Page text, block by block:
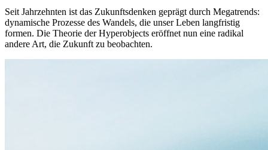
Seit Jahrzehnten ist das Zukunftsdenken geprägt durch Megatrends:
dynamische Prozesse des Wandels, die unser Leben langfristig
formen. Die Theorie der Hyperobjects eröffnet nun eine radikal
andere Art, die Zukunft zu beobachten.